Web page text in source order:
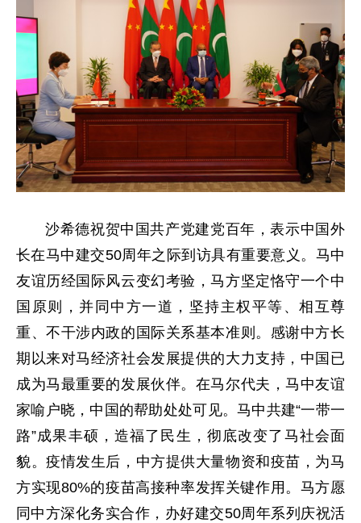
沙希德祝贺中国共产党建党百年，表示中国外
长在马中建交50周年之际到访具有重要意义。马中
友谊历经国际风云变幻考验，马方坚定恪守一个中
国原则，并同中方一道，坚持主权平等、相互尊
重、不干涉内政的国际关系基本准则。感谢中方长
期以来对马经济社会发展提供的大力支持，中国已
成为马最重要的发展伙伴。在马尔代夫，马中友谊
家喻户晓，中国的帮助处处可见。马中共建“一带一
路”成果丰硕，造福了民生，彻底改变了马社会面
貌。疫情发生后，中方提供大量物资和疫苗，为马
方实现80%的疫苗高接种率发挥关键作用。马方愿
同中方深化务实合作，办好建交50周年系列庆祝活